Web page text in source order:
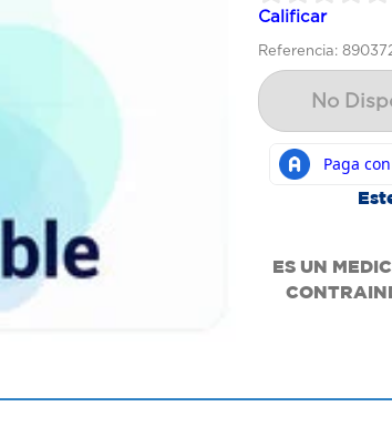
Calificar
Referencia:
No
ES UN